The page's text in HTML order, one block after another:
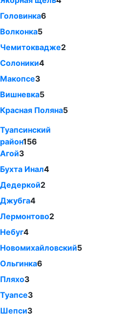
Головинка6
Волконка5
Чемитоквадже2
Солоники4
Макопсе3
Вишневка5
Красная Поляна5
Туапсинский
район156
Агой3
Бухта Инал4
Дедеркой2
Джубга4
Лермонтово2
Небуг4
Новомихайловский5
Ольгинка6
Пляхо3
Туапсе3
Шепси3